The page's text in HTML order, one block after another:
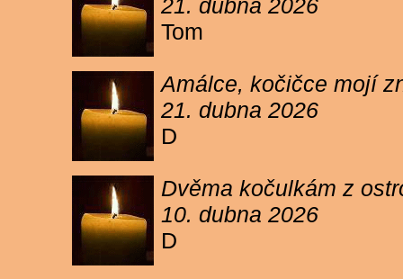
21. dubna 2026
Tom
Amálce, kočičce mojí
21. dubna 2026
D
Dvěma kočulkám z
10. dubna 2026
D